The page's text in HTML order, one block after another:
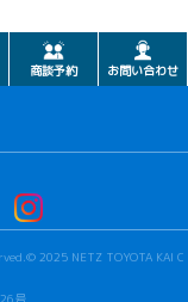
商談予約 お問い合わせ
2025 NETZ TOYOTA KAI C
号